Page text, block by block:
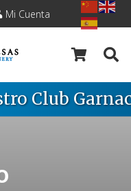
Mi Cuenta
Club